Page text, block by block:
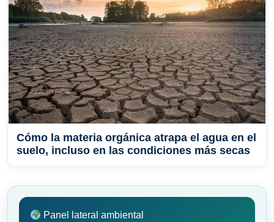
Cómo la materia orgánica atrapa el agua en el
suelo, incluso en las condiciones más secas
Panel lateral ambiental